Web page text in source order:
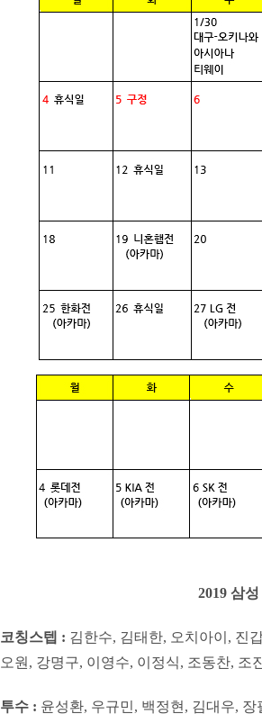
2019 삼
코칭스텝 : 김한수, 김태한, 오치아이, 진
오원, 강명구, 이영수, 이정식, 조동찬, 조
투수 : 윤성환, 우규민, 백정현, 김대우,